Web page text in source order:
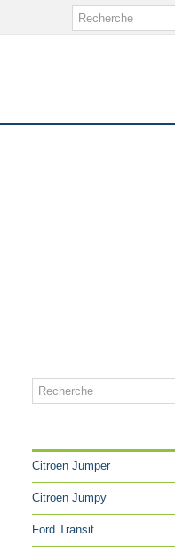
Citroen Jumper
Citroen Jumpy
Ford Transit